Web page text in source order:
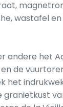
wastafel
andere het
de
het